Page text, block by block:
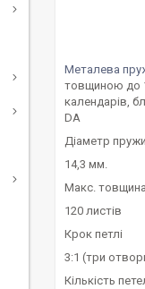
Металева
товщиною до
календарів,
DA
Діаметр
14,3 мм.
Макс. товщина
120 листів
Крок петлі
3:1 (три
Кількість